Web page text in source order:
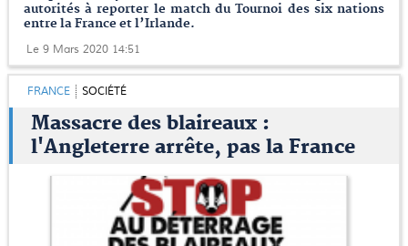
autorités à reporter le match du Tournoi des six nations
entre la France et l’Irlande.
Le 9 Mars 2020 14:51
FRANCE SOCIÉTÉ
Massacre des blaireaux :
l'Angleterre arrête, pas la France